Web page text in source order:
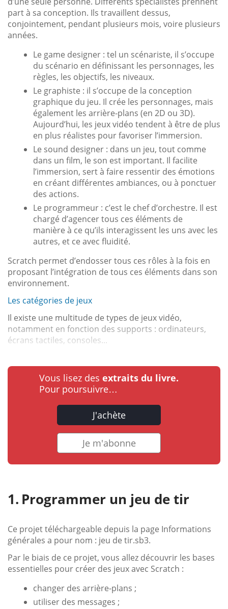
part à sa conception. Ils travaillent dessus,
conjointement, pendant plusieurs mois, voire plusieurs
années.
Le game designer : tel un scénariste, il s’occupe
du scénario en définissant les personnages, les
règles, les objectifs, les niveaux.
Le graphiste : il s’occupe de la conception
graphique du jeu. Il crée les personnages, mais
également les arrière-plans (en 2D ou 3D).
Aujourd’hui, les jeux vidéo tendent à être de plus
en plus réalistes pour favoriser l’immersion.
Le sound designer : dans un jeu, tout comme
dans un film, le son est important. Il facilite
l’immersion, sert à faire ressentir des émotions
en créant différentes ambiances, ou à ponctuer
des actions.
Le programmeur : c’est le chef d’orchestre. Il est
chargé d’agencer tous ces éléments de
manière à ce qu’ils interagissent les uns avec les
autres, et ce avec fluidité.
Scratch permet d’endosser tous ces rôles à la fois en
proposant l’intégration de tous ces éléments dans son
environnement.
Les catégories de jeux
Il existe une multitude de types de jeux vidéo,
notamment en fonction des supports : ordinateurs,
écrans tactiles, consoles...
Vous lisez des extraits du livre.
Pour poursuivre…
J'achète
Je m'abonne
Programmer un jeu de tir
Ce projet téléchargeable depuis la page Informations
générales a pour nom : jeu de tir.sb3.
Par le biais de ce projet, vous allez découvrir les bases
essentielles pour créer des jeux avec Scratch :
changer des arrière-plans ;
utiliser des messages ;